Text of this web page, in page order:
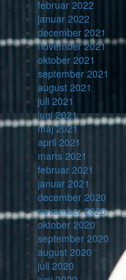
februar 2022
januar 2022
december 2021
november 2021
oktober 2021
september 2021
august 2021
juli 2021
juni 2021
maj 2021
april 2021
marts 2021
februar 2021
januar 2021
december 2020
november 2020
oktober 2020
september 2020
august 2020
juli 2020